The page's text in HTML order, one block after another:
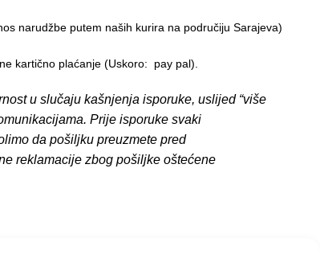
narudžbe putem naših kurira na područiju Sarajeva)
kartično plaćanje (Uskoro: pay pal).
u slučaju kašnjenja isporuke, uslijed “više
Prije isporuke svaki
da pošiljku preuzmete pred
reklamacije zbog pošiljke oštećene